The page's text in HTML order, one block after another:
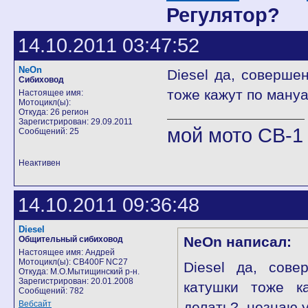
Регулятор?
14.10.2011 03:47:52
NeOn
Сибиховод
Настоящее имя:
Мотоцикл(ы):
Откуда: 26 регион
Зарегистрирован: 29.09.2011
Сообщений: 25
Diesel да,
тоже кажут по
мой мото CB-1
Неактивен
14.10.2011 09:36:48
Diesel
Общительный сибиховод
Настоящее имя: Андрей
Мотоцикл(ы): CB400F NC27
Откуда: М.О.Мытищинский р-н.
Зарегистрирован: 20.01.2008
Сообщений: 782
Вебсайт
NeOn написал:
Diesel да,
катушки тоже